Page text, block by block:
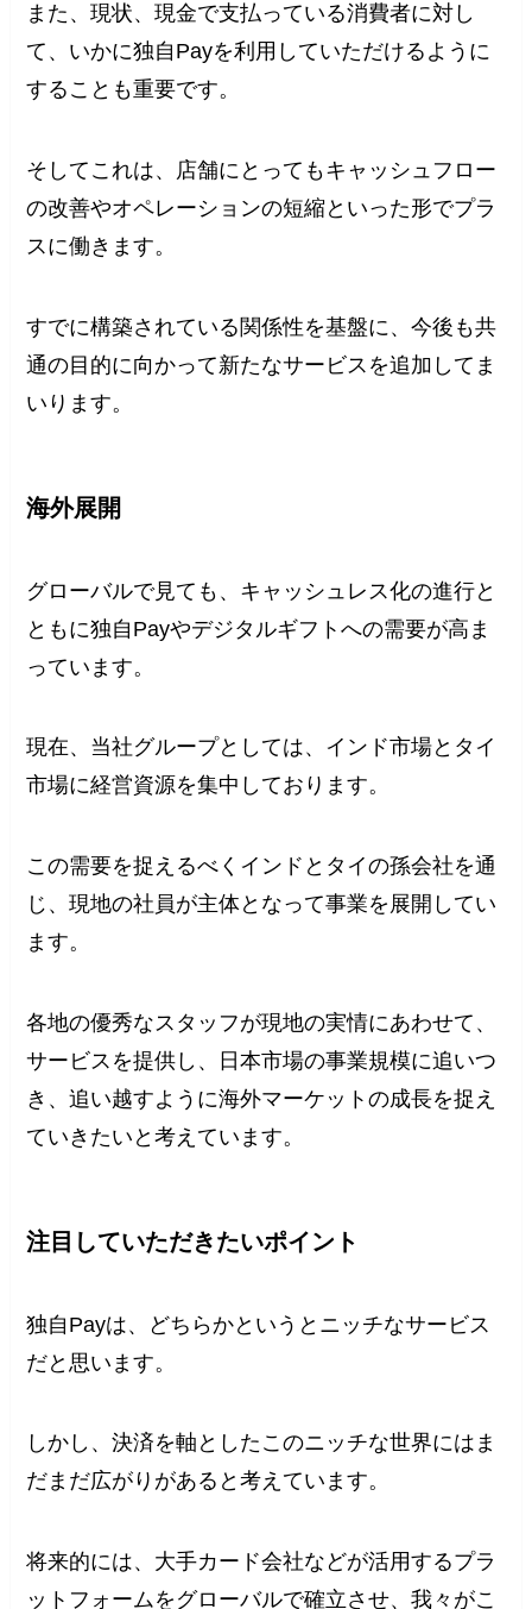
また、現状、現金で支払っている消費者に対し
て、いかに独自Payを利用していただけるように
することも重要です。
そしてこれは、店舗にとってもキャッシュフロー
の改善やオペレーションの短縮といった形でプラ
スに働きます。
すでに構築されている関係性を基盤に、今後も共
通の目的に向かって新たなサービスを追加してま
いります。
海外展開
グローバルで見ても、キャッシュレス化の進行と
ともに独自Payやデジタルギフトへの需要が高ま
っています。
現在、当社グループとしては、インド市場とタイ
市場に経営資源を集中しております。
この需要を捉えるべくインドとタイの孫会社を通
じ、現地の社員が主体となって事業を展開してい
ます。
各地の優秀なスタッフが現地の実情にあわせて、
サービスを提供し、日本市場の事業規模に追いつ
き、追い越すように海外マーケットの成長を捉え
ていきたいと考えています。
注目していただきたいポイント
独自Payは、どちらかというとニッチなサービス
だと思います。
しかし、決済を軸としたこのニッチな世界にはま
だまだ広がりがあると考えています。
将来的には、大手カード会社などが活用するプラ
ットフォームをグローバルで確立させ、我々がこ